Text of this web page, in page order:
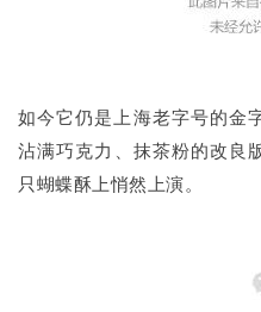
如今它仍是上海老字号的金
沾满巧克力、抹茶粉的改
只蝴蝶酥上悄然上演。